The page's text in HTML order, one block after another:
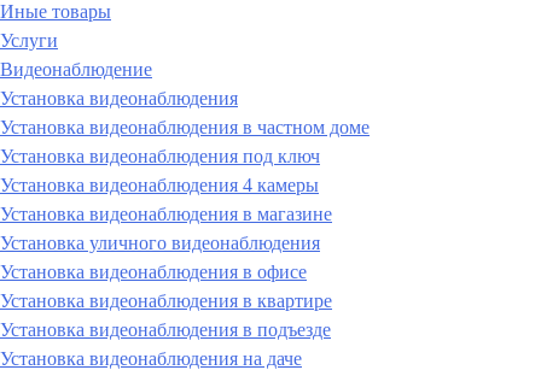
Иные товары
Услуги
Видеонаблюдение
Установка видеонаблюдения
Установка видеонаблюдения в частном доме
Установка видеонаблюдения под ключ
Установка видеонаблюдения 4 камеры
Установка видеонаблюдения в магазине
Установка уличного видеонаблюдения
Установка видеонаблюдения в офисе
Установка видеонаблюдения в квартире
Установка видеонаблюдения в подъезде
Установка видеонаблюдения на даче